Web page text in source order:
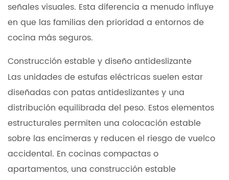
señales visuales. Esta diferencia a menudo influye
en que las familias den prioridad a entornos de
cocina más seguros.
Construcción estable y diseño antideslizante
Las unidades de estufas eléctricas suelen estar
diseñadas con patas antideslizantes y una
distribución equilibrada del peso. Estos elementos
estructurales permiten una colocación estable
sobre las encimeras y reducen el riesgo de vuelco
accidental. En cocinas compactas o
apartamentos, una construcción estable